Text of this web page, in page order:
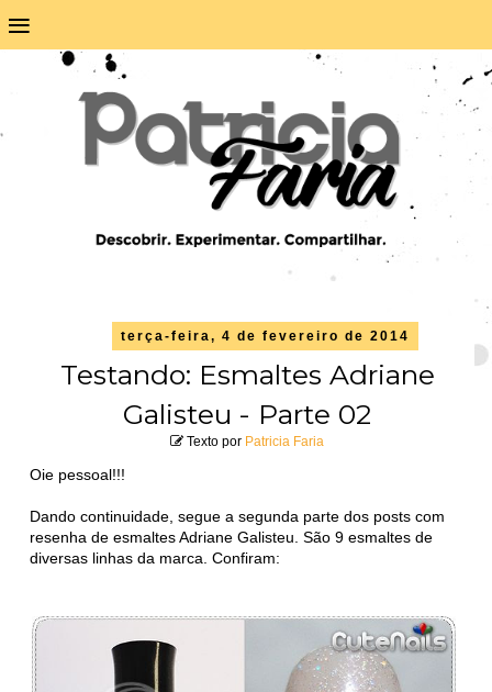
≡
terça-feira, 4 de fevereiro de 2014
Testando: Esmaltes Adriane
Galisteu - Parte 02
Texto por Patricia Faria
Oie pessoal!!!
Dando continuidade, segue a segunda parte dos posts com
resenha de esmaltes Adriane Galisteu. São 9 esmaltes de
diversas linhas da marca. Confiram: